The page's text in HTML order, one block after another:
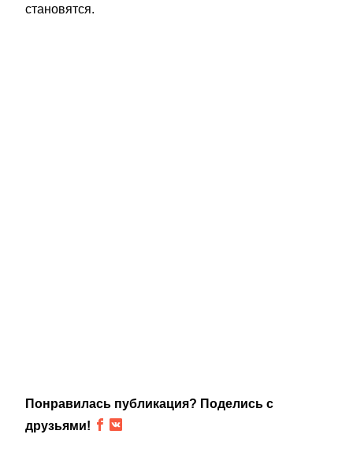
становятся.
Понравилась публикация? Поделись с
друзьями!